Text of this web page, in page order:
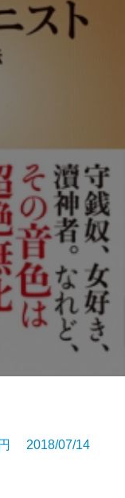
2018/07/14